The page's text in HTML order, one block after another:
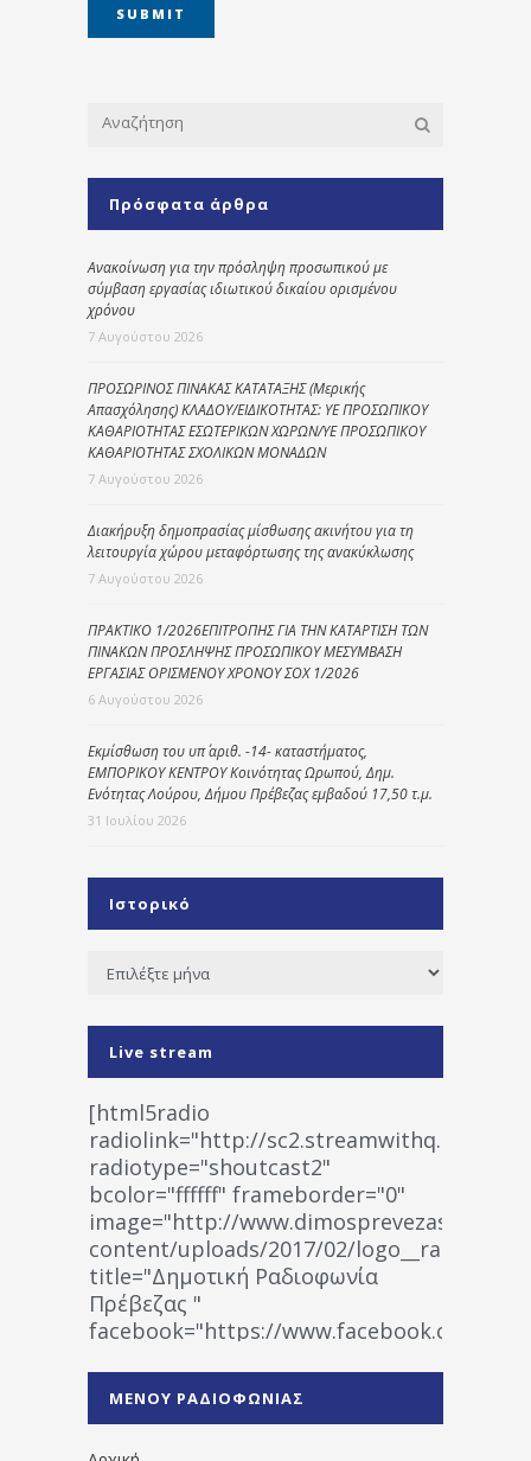
Πρόσφατα άρθρα
Ανακοίνωση για την πρόσληψη προσωπικού με
σύμβαση εργασίας ιδιωτικού δικαίου ορισμένου
χρόνου
7 Αυγούστου 2026
ΠΡΟΣΩΡΙΝΟΣ ΠΙΝΑΚΑΣ ΚΑΤΑΤΑΞΗΣ (Μερικής
Απασχόλησης) ΚΛΑΔΟΥ/ΕΙΔΙΚΟΤΗΤΑΣ: ΥΕ ΠΡΟΣΩΠΙΚΟΥ
ΚΑΘΑΡΙΟΤΗΤΑΣ ΕΣΩΤΕΡΙΚΩΝ ΧΩΡΩΝ/ΥΕ ΠΡΟΣΩΠΙΚΟΥ
ΚΑΘΑΡΙΟΤΗΤΑΣ ΣΧΟΛΙΚΩΝ ΜΟΝΑΔΩΝ
7 Αυγούστου 2026
Διακήρυξη δημοπρασίας μίσθωσης ακινήτου για τη
λειτουργία χώρου μεταφόρτωσης της ανακύκλωσης
7 Αυγούστου 2026
ΠΡΑΚΤΙΚΟ 1/2026ΕΠΙΤΡΟΠΗΣ ΓΙΑ ΤΗΝ ΚΑΤΑΡΤΙΣΗ ΤΩΝ
ΠΙΝΑΚΩΝ ΠΡΟΣΛΗΨΗΣ ΠΡΟΣΩΠΙΚΟΥ ΜΕΣΥΜΒΑΣΗ
ΕΡΓΑΣΙΑΣ ΟΡΙΣΜΕΝΟΥ ΧΡΟΝΟΥ ΣΟΧ 1/2026
6 Αυγούστου 2026
Εκμίσθωση του υπ΄ αριθ. -14- καταστήματος,
ΕΜΠΟΡΙΚΟΥ ΚΕΝΤΡΟΥ Κοινότητας Ωρωπού, Δημ.
Ενότητας Λούρου, Δήμου Πρέβεζας εμβαδού 17,50 τ.μ.
31 Ιουλίου 2026
Ιστορικό
Ιστορικό
Live stream
[html5radio
radiolink="http://
radiotype="shoutcast2"
bcolor="ffffff" frameborder="0"
image="http://www.dimosprevezas.gr/wp-
content/uploads/2017/02/
title="Δημοτική Ραδιοφωνία
Πρέβεζας "
facebook="https://www.facebook.com/
1531194763766854/" artist="" ]
ΜΕΝΟΥ ΡΑΔΙΟΦΩΝΙΑΣ